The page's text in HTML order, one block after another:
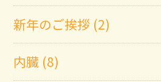
新年のご挨拶 (2)
内臓 (8)